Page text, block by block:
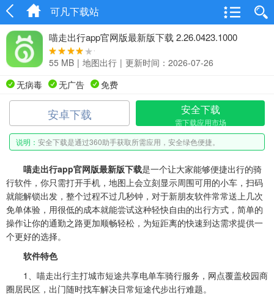
可凡下载站
喵走出行app官网版最新版下载 2.26.0423.1000
55 MB | 地图出行 | 更新时间：2026-07-26
无病毒
无广告 免费
安卓下载 安全下载
需下载应用市场
说明： 安全下载是通过360助手获取所需应用，安全绿色便捷。
喵走出行app官网版最新版下载是一个让大家能够便捷出行的骑
行软件，你只需打开手机，地图上会立刻显示周围可用的小车，扫码
就能解锁出发，整个过程不过几秒钟，对于新朋友软件常常送上几次
免单体验，用很低的成本就能尝试这种轻快自由的出行方式，简单的
操作让你的通勤之路更加顺畅轻松，为短距离的快速到达需求提供一
个更好的选择。
软件特色
1、喵走出行主打城市短途共享电单车骑行服务，网点覆盖校园商
圈居民区，出门随时找车解决日常短途代步出行难题。